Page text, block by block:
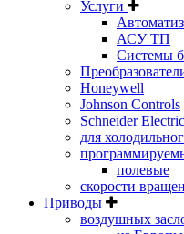
Услуги
АСУ ТП
Системы
Honeywell
Johnson Controls
Schneider Electric
для
полевые
скорости
Приводы
воздушных